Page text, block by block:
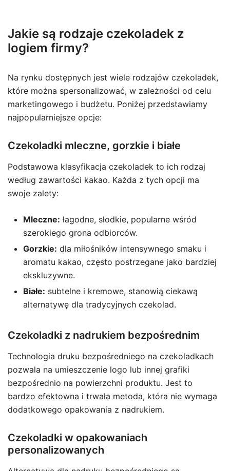
Jakie są rodzaje czekoladek z
logiem firmy?
Na rynku dostępnych jest wiele rodzajów czekoladek,
które można spersonalizować, w zależności od celu
marketingowego i budżetu. Poniżej przedstawiamy
najpopularniejsze opcje:
Czekoladki mleczne, gorzkie i białe
Podstawowa klasyfikacja czekoladek to ich rodzaj
według zawartości kakao. Każda z tych opcji ma
swoje zalety:
Mleczne: łagodne, słodkie, popularne wśród
szerokiego grona odbiorców.
Gorzkie: dla miłośników intensywnego smaku i
aromatu kakao, często postrzegane jako bardziej
ekskluzywne.
Białe: subtelne i kremowe, stanowią ciekawą
alternatywę dla tradycyjnych czekolad.
Czekoladki z nadrukiem bezpośrednim
Technologia druku bezpośredniego na czekoladkach
pozwala na umieszczenie logo lub innej grafiki
bezpośrednio na powierzchni produktu. Jest to
bardzo efektowna i trwała metoda, która nie wymaga
dodatkowego opakowania z nadrukiem.
Czekoladki w opakowaniach
personalizowanych